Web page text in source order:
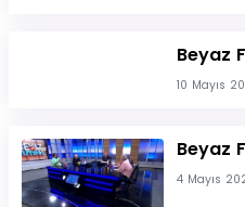
Beyaz
10 Mayıs
Beyaz
4 Mayıs